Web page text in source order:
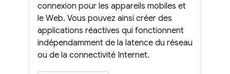
connexion pour les appareils mobiles et
le Web. Vous pouvez ainsi créer des
applications réactives qui fonctionnent
indépendamment de la latence du réseau
ou de la connectivité Internet.